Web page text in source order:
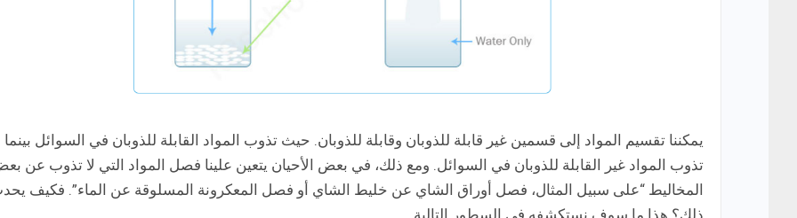
يمكننا تقسيم المواد إلى قسمين غير قابلة للذوبان وقابلة للذوبان. حيث تذوب المواد القابلة للذوبان في السوائل بينما
تذوب المواد غير القابلة للذوبان في السوائل. ومع ذلك، في بعض الأحيان يتعين علينا فصل المواد التي لا تذوب عن
المخاليط “على سبيل المثال، فصل أوراق الشاي عن خليط الشاي أو فصل المعكرونة المسلوقة عن الماء”. فكيف